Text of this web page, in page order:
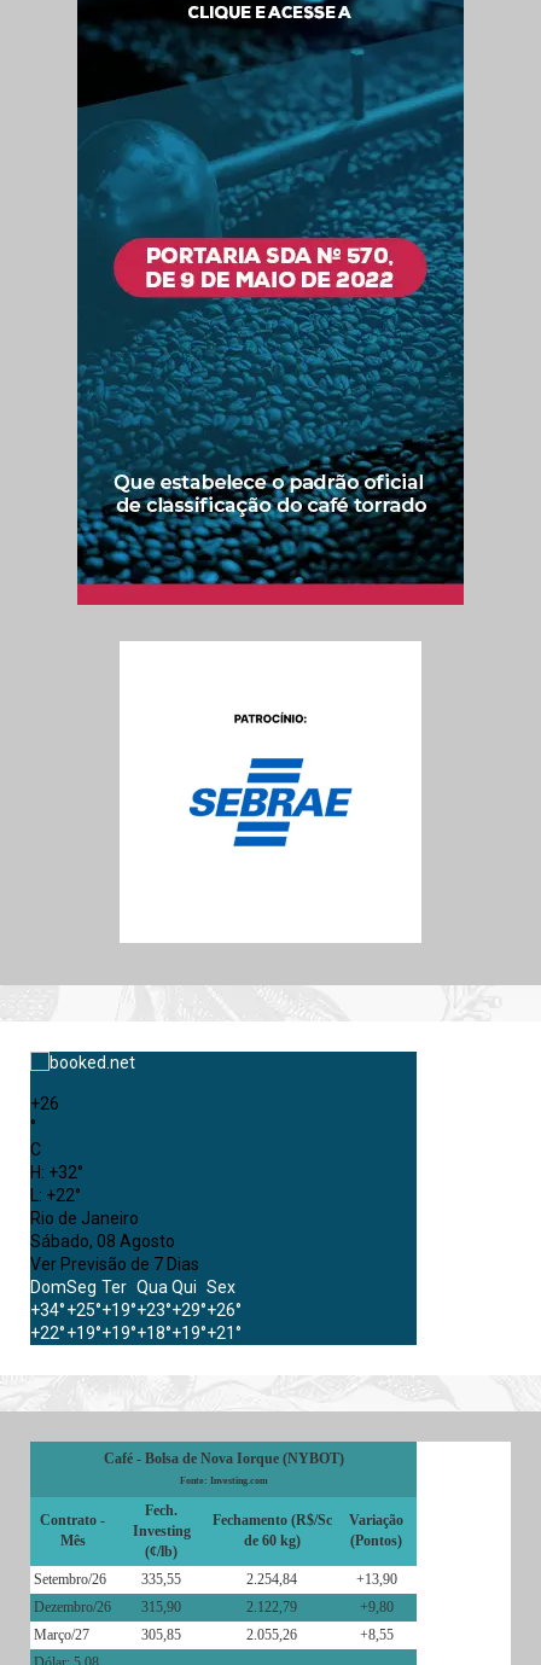
+26
°
C
H: +32°
L: +22°
Rio de Janeiro
Sábado, 08 Agosto
Ver Previsão de 7 Dias
DomSeg Ter QuaQui Sex
+34°+25°+19°+23°+29°+26°
+22°+19°+19°+18°+19°+21°
Café - Bolsa de Nova Iorque (NYBOT)
Fonte: Investing.com
Contrato -
Mês
Fech.
Investing
(¢/lb)
Fechamento (R$/Sc
de 60 kg)
Variação
(Pontos)
Setembro/26 335,55 2.254,84
+13,90
Dezembro/26
315,90 2.122,79
+9,80
Março/27
305,85 2.055,26
+8,55